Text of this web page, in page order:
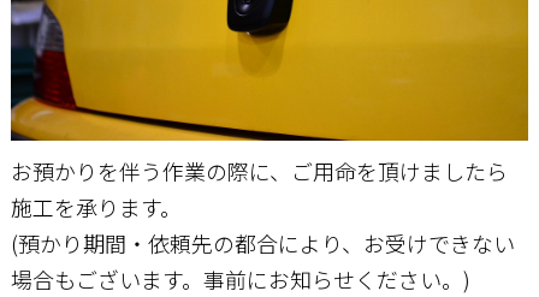
お預かりを伴う作業の際に、ご用命を頂けましたら
施工を承ります。
(預かり期間・依頼先の都合により、お受けできない
場合もございます。事前にお知らせください。)